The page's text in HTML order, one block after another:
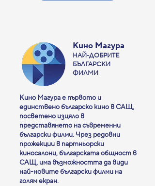
Кино Магура
НАЙ-ДОБРИТЕ
БЪЛГАРСКИ
ФИЛМИ
Кино Магура е първото и
единствено българско кино в САЩ,
посветено изцяло в
представянето на съвременни
български филми. Чрез редовни
прожекции в партньорски
киносалони, българската общност в
САЩ, има възможността да види
най-новите български филми на
голям екран.